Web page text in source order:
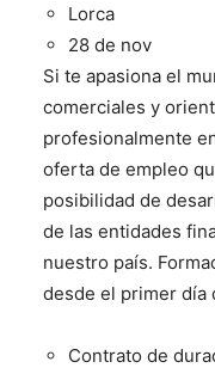
Lorca
28 de nov
Si te apasiona el
comerciales y
profesionalmente
oferta de empleo
posibilidad de
de las entidades
nuestro país.
desde el primer día
Contrato de